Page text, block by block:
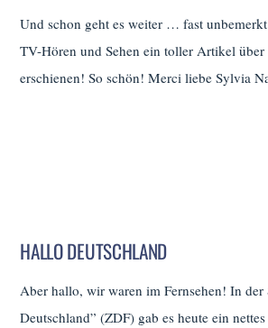
Und schon geht es weiter … fast
TV-Hören und Sehen ein toller Artikel
erschienen! So schön! Merci liebe Sylvia
HALLO DEUTSCHLAND
Aber hallo, wir waren im Fernsehen! In der
Deutschland” (ZDF) gab es heute ein